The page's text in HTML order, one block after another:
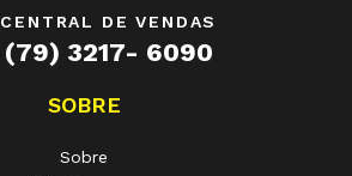
CENTRAL DE VENDAS
(79) 3217- 6090
SOBRE
Sobre